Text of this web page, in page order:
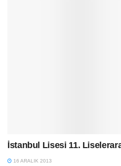
İstanbul Lisesi 11.
16 ARALIK 2013